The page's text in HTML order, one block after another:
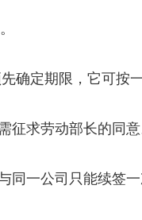
确定期限，它可按
征求劳动部长的同
同一公司只能续签